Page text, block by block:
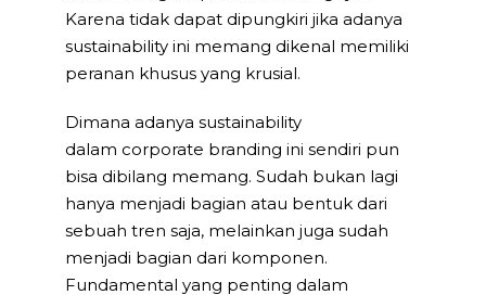
Karena tidak dapat dipungkiri jika adanya
sustainability ini memang dikenal memiliki
peranan khusus yang krusial.
Dimana adanya sustainability
dalam corporate branding ini sendiri pun
bisa dibilang memang. Sudah bukan lagi
hanya menjadi bagian atau bentuk dari
sebuah tren saja, melainkan juga sudah
menjadi bagian dari komponen.
Fundamental yang penting dalam